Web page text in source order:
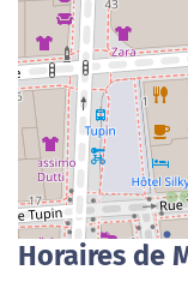
Horaires de